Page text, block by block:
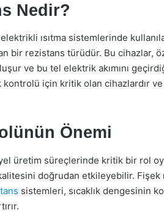
Nedir?
ısıtma sistemlerinde
bir rezistans türüdür. Bu cihazlar,
ve bu tel elektrik akımını
kontrolü için kritik olan cihazlardır
Önemi
üretim süreçlerinde kritik bir rol
doğrudan etkileyebilir.
sistemleri, sıcaklık dengesinin